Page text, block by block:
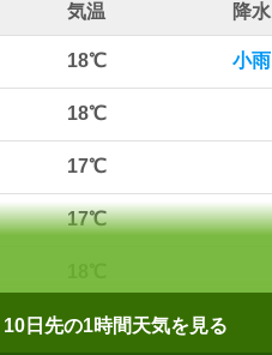
気温 降水
18℃ 小雨
18℃
17℃
17℃
17℃
10日先の1時間天気を見る